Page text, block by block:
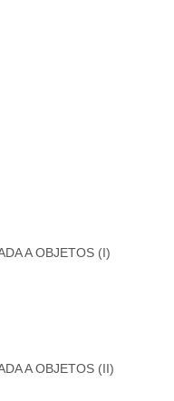
A OBJETOS (I)
A OBJETOS (II)